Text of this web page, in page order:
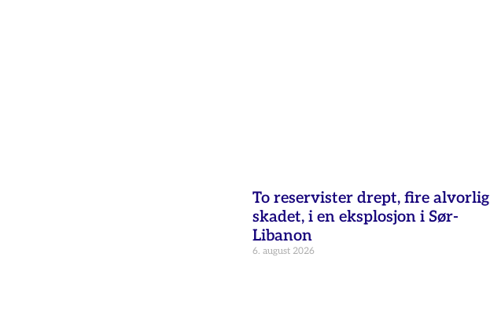
To reservister drept, fire alvorlig
skadet, i en eksplosjon i Sør-
Libanon
6. august 2026